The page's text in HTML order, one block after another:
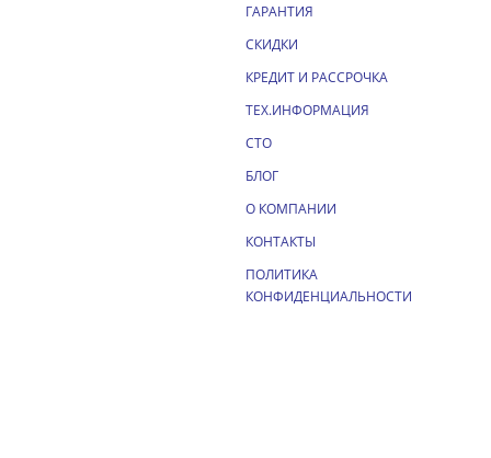
ГАРАНТИЯ
СКИДКИ
КРЕДИТ И РАССРОЧКА
ТЕХ.ИНФОРМАЦИЯ
СТО
БЛОГ
О КОМПАНИИ
КОНТАКТЫ
ПОЛИТИКА
КОНФИДЕНЦИАЛЬНОСТИ